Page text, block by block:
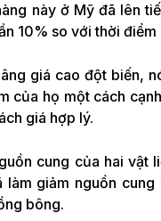
này ở Mỹ đã lên
10% so với thời điểm
giá cao đột biến,
của họ một cách
giá hợp lý.
cung của hai vật
giảm nguồn cung
bông.